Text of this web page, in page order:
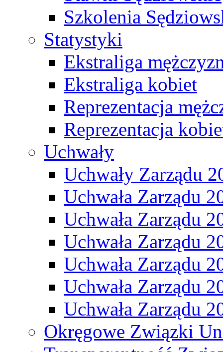
Szkolenia
Statystyki
Ekstraliga
Ekstraliga kobiet
Reprezentacja
Reprezentacja
Uchwały
Uchwały Zarządu
Uchwała Zarządu
Uchwała Zarządu
Uchwała Zarządu
Uchwała Zarządu
Uchwała Zarządu
Uchwała Zarządu
Okręgowe Związki